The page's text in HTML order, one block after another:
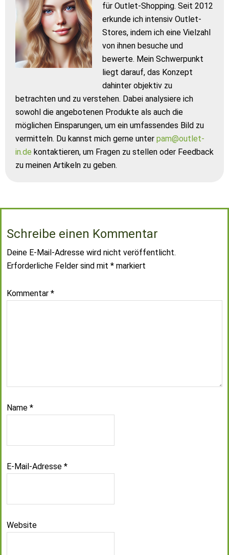
für Outlet-Shopping. Seit 2012
erkunde ich intensiv Outlet-
Stores, indem ich eine Vielzahl
von ihnen besuche und
bewerte. Mein Schwerpunkt
liegt darauf, das Konzept
dahinter objektiv zu
betrachten und zu verstehen. Dabei analysiere ich
sowohl die angebotenen Produkte als auch die
möglichen Einsparungen, um ein umfassendes Bild zu
vermitteln. Du kannst mich gerne unter pam@outlet-
in.de kontaktieren, um Fragen zu stellen oder Feedback
zu meinen Artikeln zu geben.
Schreibe einen Kommentar
Deine E-Mail-Adresse wird nicht veröffentlicht.
Erforderliche Felder sind mit * markiert
Kommentar *
Name *
E-Mail-Adresse *
Website